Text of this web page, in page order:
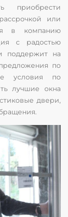
приобрести
или
в компанию
с радостью
поддержит на
по
условия по
лучшие окна
двери,